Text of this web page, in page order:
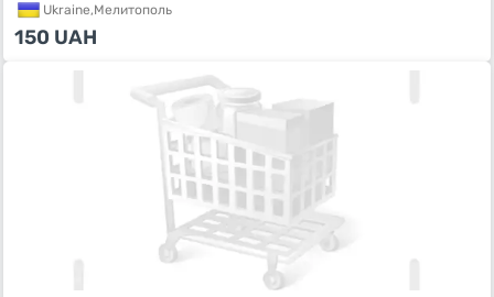
Ukraine,Мелитополь
150 UAH